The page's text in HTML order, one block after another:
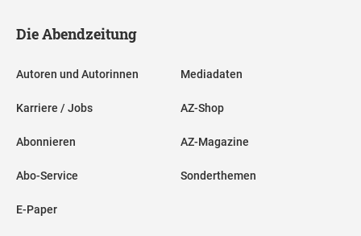
Die Abendzeitung
Autoren und Autorinnen
Karriere / Jobs
Abonnieren
Abo-Service
E-Paper
Mediadaten
AZ-Shop
AZ-Magazine
Sonderthemen